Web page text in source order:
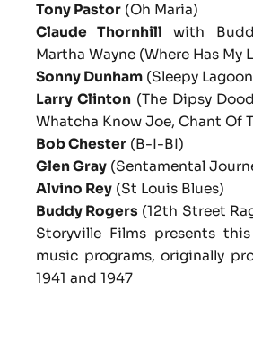
Tony Pastor (Oh Maria)
Claude Thornhill with
Martha Wayne (Where Has My
Sonny Dunham (Sleepy
Larry Clinton(The Dipsy
Whatcha Know Joe, Chant Of
Bob Chester (B-I-BI)
Glen Gray (Sentamental
Alvino Rey (St Louis Blues)
Buddy Rogers (12th Street
Storyville Films presents
music programs, originally
1941 and 1947